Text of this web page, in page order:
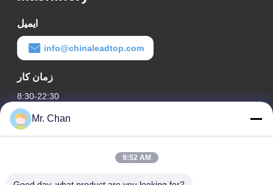
ایمیل
info@chinaleadtop.com
زمان کار
8:30-22:30
آدرس ما
Mr. Chan
9:52 AM